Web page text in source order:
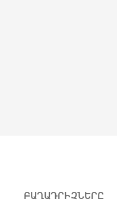
ԲԱՂԱԴՐԻՉՆԵՐԸ